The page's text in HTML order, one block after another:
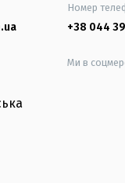
Номер
+38 044
Ми в